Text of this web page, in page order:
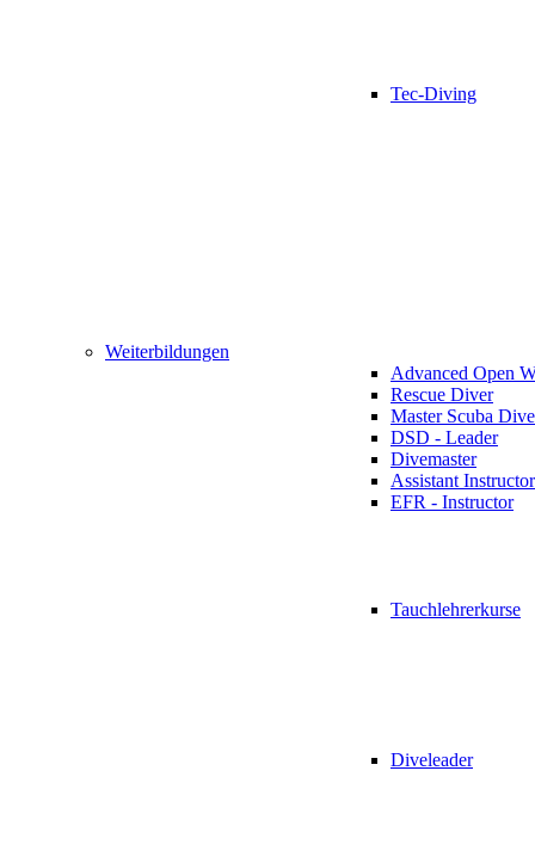
Tec-Diving
Weiterbildungen
Advanced Open
Rescue Diver
Master Scuba
DSD - Leader
Divemaster
Assistant Instructor
EFR - Instructor
Tauchlehrerkurse
Diveleader